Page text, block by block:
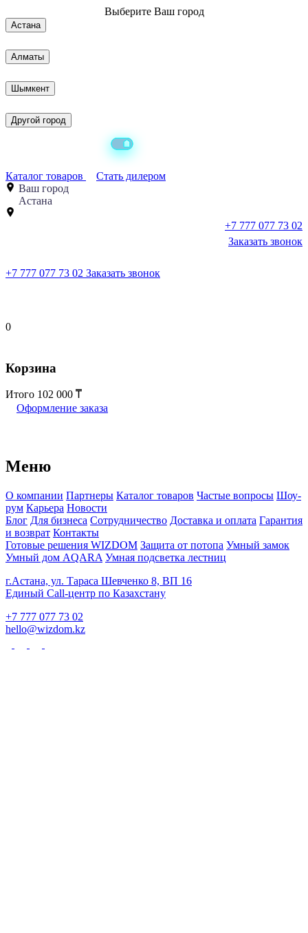
Выберите Ваш город
Астана
Алматы
Шымкент
Другой город
Каталог товаров
Стать дилером
Ваш город
Астана
+7 777 077 73 02
Заказать звонок
+7 777 077 73 02 Заказать звонок
0
Корзина
Итого 102 000
Оформление заказа
Меню
О компании Партнеры Каталог товаров Частые вопросы Шоу-
рум Карьера Новости
Блог Для бизнеса Сотрудничество Доставка и оплата Гарантия
и возврат Контакты
Готовые решения WIZDOM Защита от потопа Умный замок
Умный дом AQARA Умная подсветка лестниц
г.Астана, ул. Тараса Шевченко 8, ВП 16
Единый Call-центр по Казахстану
+7 777 077 73 02
hello@wizdom.kz